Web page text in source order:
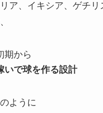
ア、イキシア、ゲチ
期から
いで球を作る設計
ように